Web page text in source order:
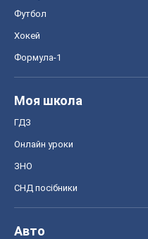
Футбол
Хокей
Формула-1
Моя школа
ГДЗ
Онлайн уроки
ЗНО
СНД посібники
Авто